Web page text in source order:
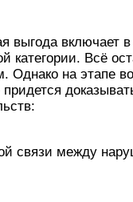
выгода включает
категории. Всё
Однако на этапе
связи между